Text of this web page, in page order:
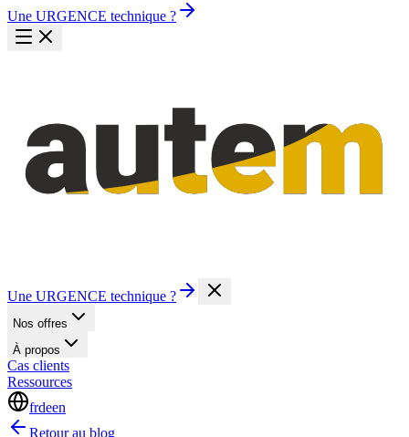
Une URGENCE technique ?
Une URGENCE technique ?
Nos offres
À propos
Cas clients
Ressources
frdeen
Retour au blog